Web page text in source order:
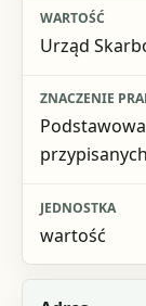
Wartość
Znaczenie
Urząd
wartość